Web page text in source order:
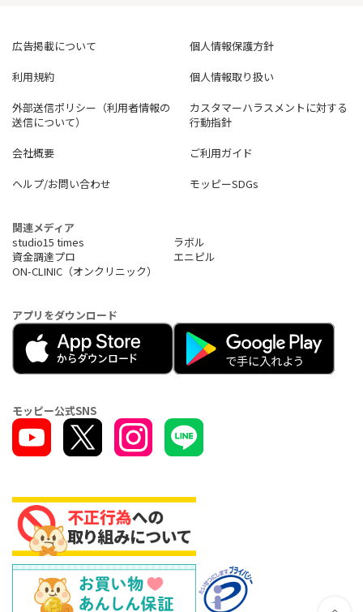
広告掲載について
個人情報保護方針
利用規約
個人情報取り扱い
外部送信ポリシー（利用者情報の
送信について）
カスタマーハラスメントに対する
行動指針
会社概要
ご利用ガイド
ヘルプ/お問い合わせ
モッピーSDGs
関連メディア
studio15 times
ラボル
資金調達プロ
エニピル
ON-CLINIC（オンクリニック）
アプリをダウンロード
モッピー公式SNS